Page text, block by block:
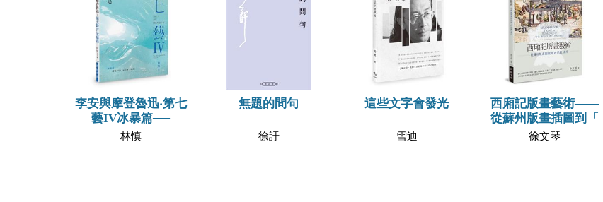
李安與摩登魯迅‧第七
藝IV冰暴篇──
林慎
無題的問句
徐訏
這些文字會發光
雪迪
西廂記版畫藝術——
從蘇州版畫插圖到「
徐文琴